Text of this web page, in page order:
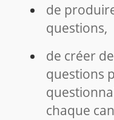
de
questions,
de créer
questions
chaque